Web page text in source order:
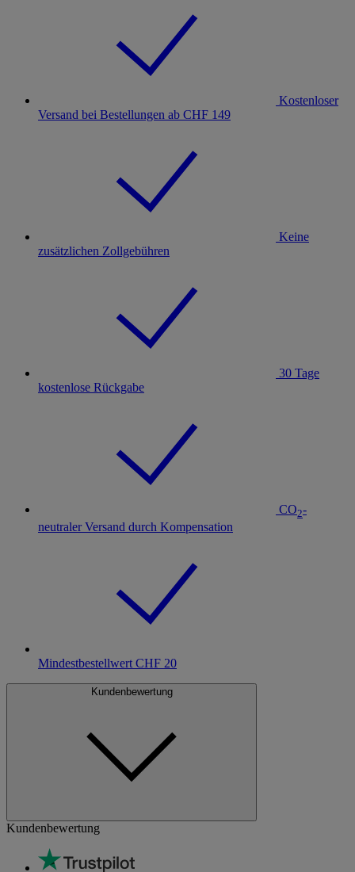
Kostenloser
Versand bei Bestellungen ab CHF 149
Keine
zusätzlichen Zollgebühren
30 Tage
kostenlose Rückgabe
CO2-
neutraler Versand durch Kompensation
Mindestbestellwert CHF 20
Kundenbewertung
Kundenbewertung